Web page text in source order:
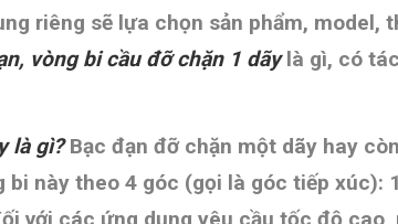
riêng sẽ lựa chọn sản phẩm, model,
vòng bi cầu đỡ chặn 1 dãylà gì, có
là gì?Bạc đạn đỡ chặn một dãy hay
này theo 4 góc (gọi là góc tiếp xúc):
với các ứng dụng yêu cầu tốc độ